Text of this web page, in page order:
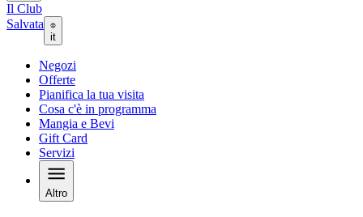
Il Club
Salvata
it
Negozi
Offerte
Pianifica la tua visita
Cosa c'è in programma
Mangia e Bevi
Gift Card
Servizi
Altro